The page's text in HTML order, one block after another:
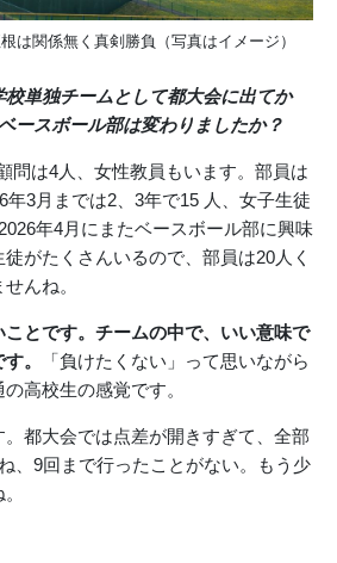
は関係無く真剣勝負（写真はイメージ）
単独チームとして都大会に出てか
ースボール部は変わりましたか？
問は4人、女性教員もいます。部員は
年3月までは2、3年で15 人、女子生徒
年4月にまたベースボール部に興味
がたくさんいるので、部員は20人く
んね。
ことです。チームの中で、いい意味で
。
「負けたくない」って思いながら
高校生の感覚です。
都大会では点差が開きすぎて、全部
、9回まで行ったことがない。もう少